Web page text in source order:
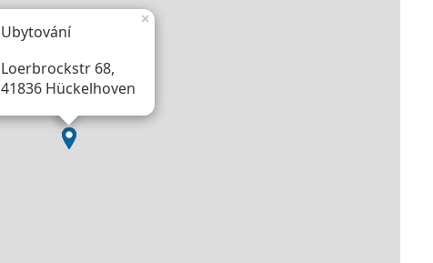
Ubytování
Loerbrockstr 68,
41836 Hückelhoven
×